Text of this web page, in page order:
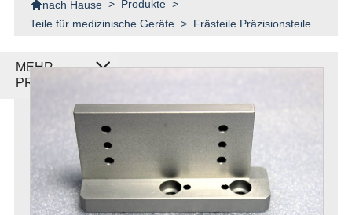
nach Hause > Produkte >
Teile für medizinische Geräte > Frästeile Präzisionsteile
MEHR
PRODUKTE